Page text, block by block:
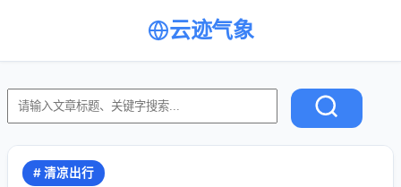
云迹气象
# 清凉出行